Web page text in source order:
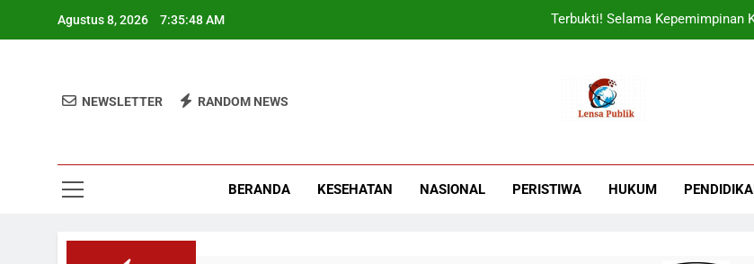
Agustus 8, 2026 7:35:49 AM Terbukti! Selama Kepemimpinan
NEWSLETTER RANDOM NEWS
BERANDA KESEHATAN NASIONAL PERISTIWA HUKUM